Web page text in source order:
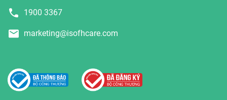
1900 3367
marketing@isofhcare.com